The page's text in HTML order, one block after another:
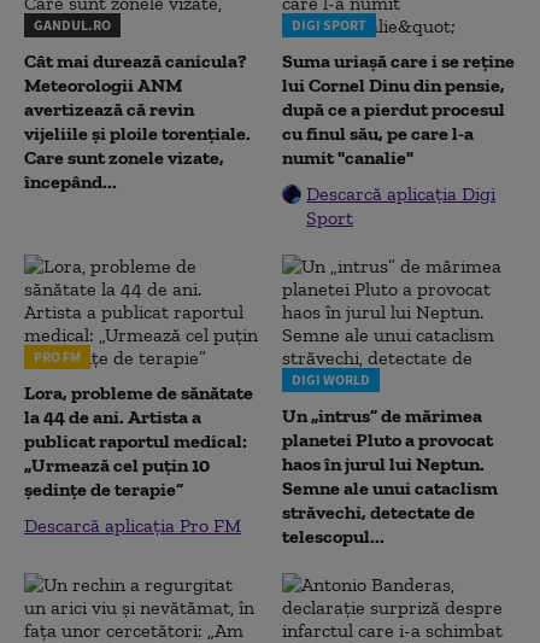
GANDUL.RO
Cât mai durează canicula?
Meteorologii ANM
avertizează că revin
vijeliile și ploile torențiale.
Care sunt zonele vizate,
începând...
DIGI SPORT
Suma uriașă care i se reține
lui Cornel Dinu din pensie,
după ce a pierdut procesul
cu finul său, pe care l-a
numit "canalie"
Descarcă aplicația Digi
Sport
PRO FM
Lora, probleme de sănătate
la 44 de ani. Artista a
publicat raportul medical:
„Urmează cel puțin 10
ședințe de terapie”
Descarcă aplicația Pro FM
DIGI WORLD
Un „intrus” de mărimea
planetei Pluto a provocat
haos în jurul lui Neptun.
Semne ale unui cataclism
străvechi, detectate de
telescopul...